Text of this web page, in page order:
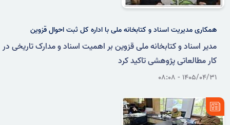
همکاری مدیریت اسناد و کتابخانه ملی با اداره کل ثبت احوال قزوین
مدیر اسناد و کتابخانه ملی قزوین بر اهمیت اسناد و مدارک تاریخی در
کار مطالعاتی پژوهشی تاکید کرد
۱۴۰۵/۰۴/۳۱ - ۰۸:۰۸